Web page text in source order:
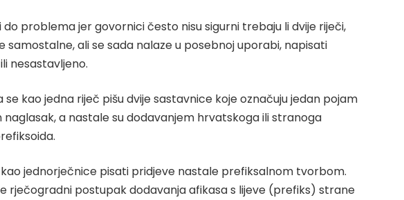
do problema jer govornici često nisu sigurni trebaju li dvije riječi,
samostalne, ali se sada nalaze u posebnoj uporabi, napisati
nesastavljeno.
se kao jedna riječ pišu dvije sastavnice koje označuju jedan pojam
naglasak, a nastale su dodavanjem hrvatskoga ili stranoga
jednorječnice pisati pridjeve nastale prefiksalnom tvorbom.
rječogradni postupak dodavanja afikasa s lijeve (prefiks) strane